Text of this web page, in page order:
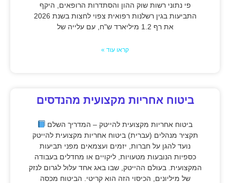
פי נתוני רשות שוק ההון והסתדרות הרופאים, היקף
התביעות בגין רשלנות רפואית צפוי לחצות בשנת 2026
את רף 1.2 מיליארד ש"ח, עם עלייה של
קראו עוד »
ביטוח אחריות מקצועית מהנדסים
ביטוח אחריות מקצועית להייטק – המדריך השלם
תקציר מנהלים (עברית) ביטוח אחריות מקצועית להייטק
נועד להגן על חברות, יזמים ועצמאים מפני תביעות
כספיות הנובעות מטעויות, ליקויים או מחדלים בעבודה
המקצועית. בעולם ההייטק, שבו באג אחד עלול לגרום לנזק
של מיליונים, הכיסוי הזה הוא קריטי. הביטוח מכסה